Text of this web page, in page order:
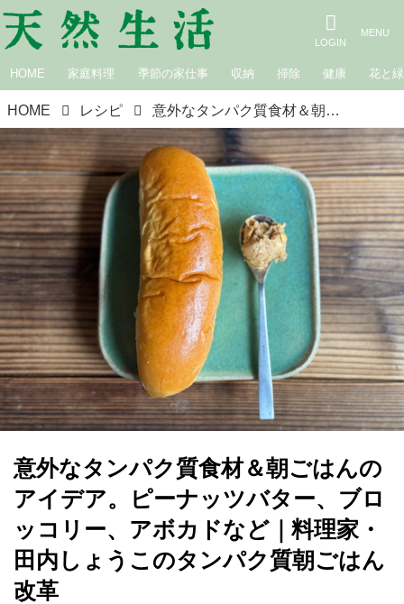
HOME 家庭料理 季節の家仕事 収納 掃除 健康 花と緑
HOME レシピ 意外なタンパク質食材＆朝ごはんのアイデア。ピーナッツバター、ブロッコリー、アボカドなど｜料理家・田内しょうこのタンパク質朝ごはん改革
意外なタンパク質食材＆朝ごはんの
アイデア。ピーナッツバター、ブロ
ッコリー、アボカドなど｜料理家・
田内しょうこのタンパク質朝ごはん
改革